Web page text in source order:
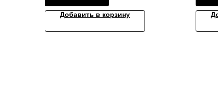
Добавить в корзину